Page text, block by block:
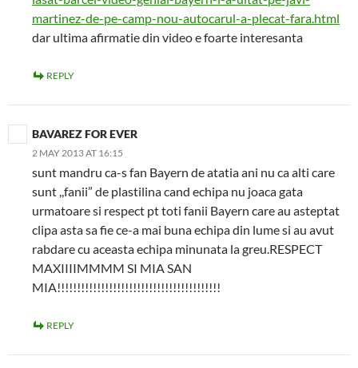
martinez-de-pe-camp-nou-autocarul-a-plecat-fara.html
dar ultima afirmatie din video e foarte interesanta
REPLY
BAVAREZ FOR EVER
2 MAY 2013 AT 16:15
sunt mandru ca-s fan Bayern de atatia ani nu ca alti care
sunt ,,fanii” de plastilina cand echipa nu joaca gata
urmatoare si respect pt toti fanii Bayern care au asteptat
clipa asta sa fie ce-a mai buna echipa din lume si au avut
rabdare cu aceasta echipa minunata la greu.RESPECT
MAXIIIIMMMM SI MIA SAN
MIA!!!!!!!!!!!!!!!!!!!!!!!!!!!!!!!!!!!!!!!!!
REPLY